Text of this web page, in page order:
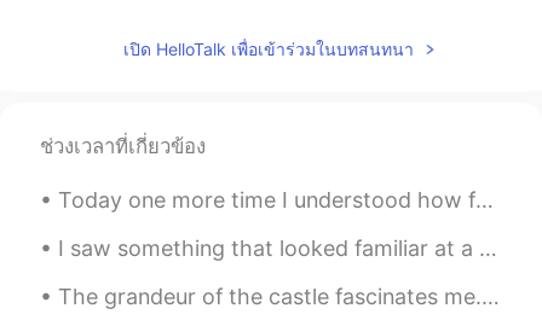
@ちゃ 하긴 저도 사진 찍어도 나중에 잘 되
ヒョンギョン
KR
잘안나와서 친구집에있는 제사진까지 찾아
너무아쉬워요🤣
เปิด HelloTalk เพื่อเข้าร่วมในบทสนทนา
ช่วงเวลาที่เกี่ยวข้อง
Today one more time I understood how fast the time is, it has been 1year and during this time I f...
I saw something that looked familiar at a distance, but I wasn’t wearing my glasses. So I took a ...
The grandeur of the castle fascinates me. 🏰💜 I visited the Fonthill Castle, the home of American...